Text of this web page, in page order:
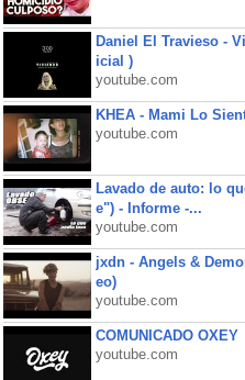
Daniel El Travieso -
icial )
youtube.com
KHEA - Mami Lo
youtube.com
Lavado de auto: lo
e") - Informe -...
youtube.com
jxdn - Angels &
eo)
youtube.com
COMUNICADO OXEY
youtube.com